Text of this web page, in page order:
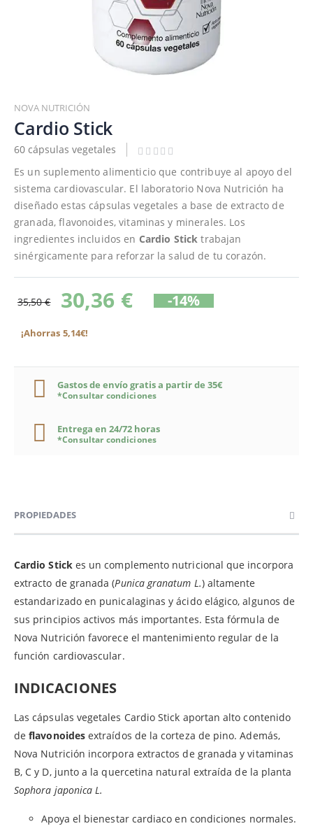
al
comienzo
de
la
galería
imágenes
NOVA NUTRICIÓN
Cardio Stick
60 cápsulas vegetales
Es un suplemento alimenticio que contribuye al apoyo del
sistema cardiovascular. El laboratorio Nova Nutrición ha
diseñado estas cápsulas vegetales a base de extracto de
granada, flavonoides, vitaminas y minerales. Los
ingredientes incluidos en Cardio Stick trabajan
sinérgicamente para reforzar la salud de tu corazón.
35,50 € 30,36 € -14%
¡Ahorras 5,14€!
Gastos de envío gratis a partir de 35€
*Consultar condiciones
Entrega en 24/72 horas
*Consultar condiciones
PROPIEDADES
Cardio Stick es un complemento nutricional que incorpora
extracto de granada (Punica granatum L.) altamente
estandarizado en punicalaginas y ácido elágico, algunos de
sus principios activos más importantes. Esta fórmula de
Nova Nutrición favorece el mantenimiento regular de la
función cardiovascular.
INDICACIONES
Las cápsulas vegetales Cardio Stick aportan alto contenido
deflavonoides extraídos de la corteza de pino. Además,
Nova Nutrición incorpora extractos de granada y vitaminas
B, C y D, junto a la quercetina natural extraída de la planta
Sophora japonica L.
Apoya el bienestar cardiaco en condiciones normales.